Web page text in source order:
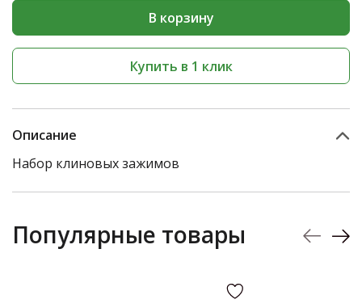
В корзину
Купить в 1 клик
Описание
Набор клиновых зажимов
Популярные товары